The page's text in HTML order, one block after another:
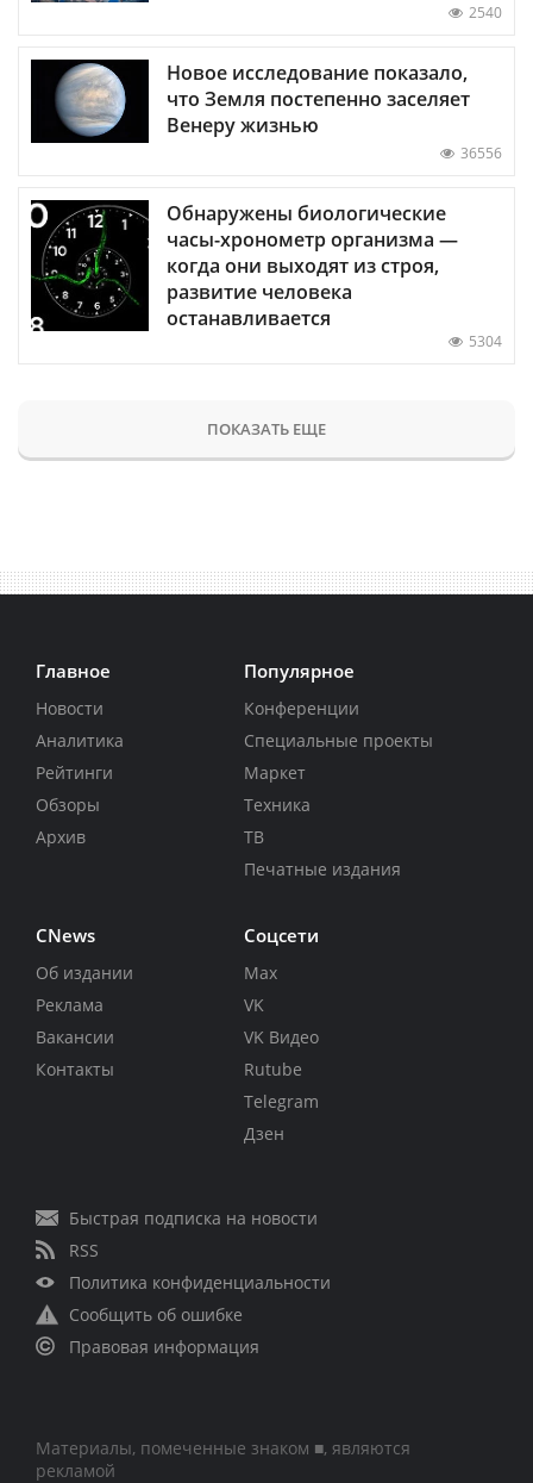
2540
Новое исследование показало,
что Земля постепенно заселяет
Венеру жизнью
36556
Обнаружены биологические
часы-хронометр организма —
когда они выходят из строя,
развитие человека
останавливается
5304
ПОКАЗАТЬ ЕЩЕ
Главное
Новости
Аналитика
Рейтинги
Обзоры
Архив
Популярное
Конференции
Специальные проекты
Маркет
Техника
ТВ
Печатные издания
CNews
Об издании
Реклама
Вакансии
Контакты
Соцсети
Max
VK
VK Видео
Rutube
Telegram
Дзен
Быстрая подписка на новости
RSS
Политика конфиденциальности
Сообщить об ошибке
Правовая информация
Материалы, помеченные знаком ■, являются
рекламой